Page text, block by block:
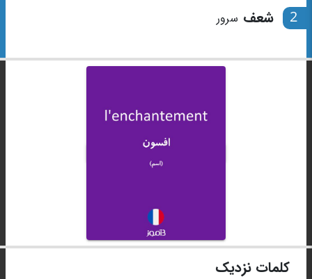
2 شعف سرور
کلمات نزدیک